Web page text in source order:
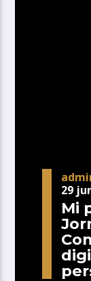
29
Mi